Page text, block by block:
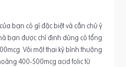
bạn có gì đặc biệt và cần chú ý
bạn được chỉ định dùng có tổng
Với một thai kỳ bình thường
400-500mcg acid folic từ